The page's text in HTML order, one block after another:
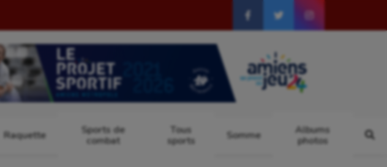
Raquette
Sports de
combat
Tous
sports
Somme
Albums
photos